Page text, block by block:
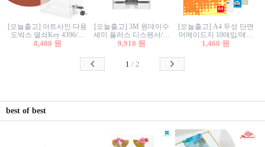
[오늘출고] 아트사인 다용
도박스 열쇠Key 4396/투
표함/건의함/모금함/응모
8,400 원
[오늘출고] 3M 원데이수
세미 플러스 디스펜서/소
프트수세미5매+강력수세
9,910 원
[오늘출고] A4 두성 단면
머메이드지 10매입/매직
터치/색지/색상지/색복사
칼라색지/고급복사지
1,460 원
1 / 2
best of best